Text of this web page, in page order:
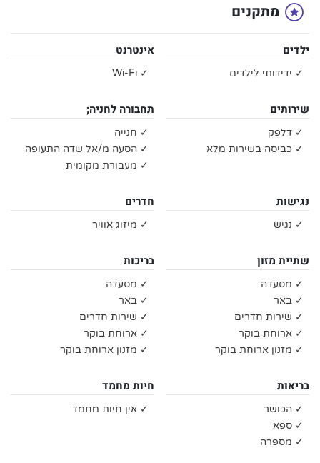
מתקנים
ילדים
✓ ידידותי לילדים
אינטרנט
✓ Wi-Fi
שירותים
✓ דלפק
✓ כביסה בשירות מלא
תחבורה לחניה;
✓ חנייה
✓ הסעה מ/אל שדה התעופה
✓ מעבורת מקומית
נגישות
✓ נגיש
חדרים
✓ מיזוג אוויר
שתיית מזון
✓ מסעדה
✓ באר
✓ שירות חדרים
✓ ארוחת בוקר
✓ מזנון ארוחת בוקר
בריכות
✓ מסעדה
✓ באר
✓ שירות חדרים
✓ ארוחת בוקר
✓ מזנון ארוחת בוקר
בריאות
✓ הכושר
✓ ספא
✓ מספרה
חיות מחמד
✓ אין חיות מחמד